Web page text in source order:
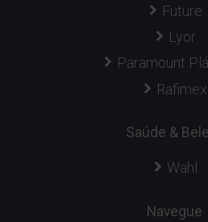
Future
Lyor
Paramount
Rafimex
Saúde &
Wahl
Navegue